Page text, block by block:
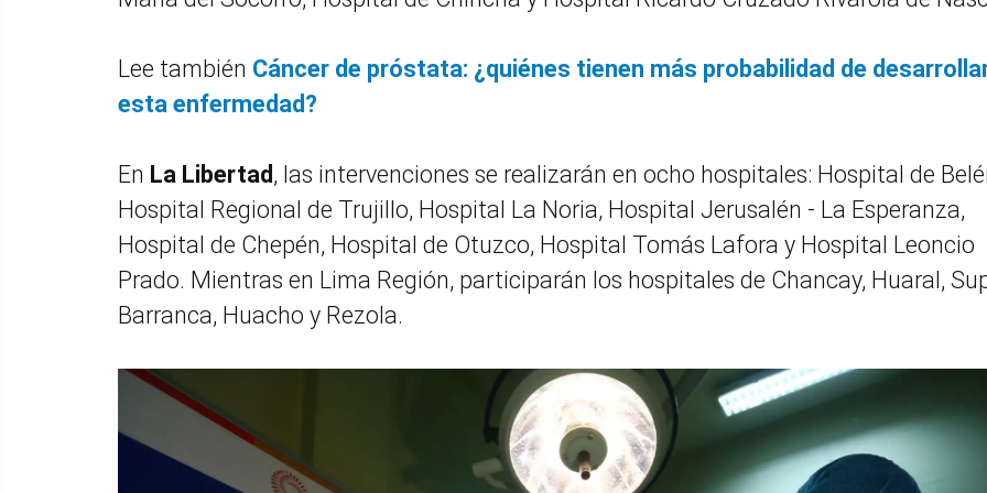
Lee también Cáncer de próstata: ¿quiénes tienen más probabilidad de
esta enfermedad?
En La Libertad , las intervenciones se realizarán en ocho hospitales: Hospital de
Hospital Regional de Trujillo, Hospital La Noria, Hospital Jerusalén - La Esperanza,
Hospital de Chepén, Hospital de Otuzco, Hospital Tomás Lafora y Hospital Leoncio
Prado. Mientras en Lima Región, participarán los hospitales de Chancay, Huaral,
Barranca, Huacho y Rezola.